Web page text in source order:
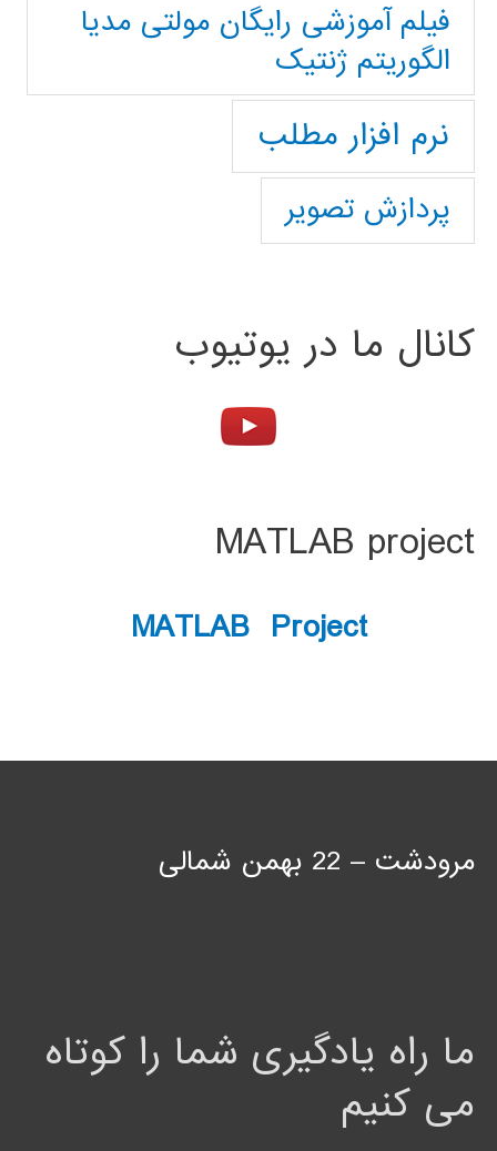
فیلم آموزشی رایگان مولتی مدیا
الگوریتم ژنتیک
نرم افزار مطلب
پردازش تصویر
کانال ما در یوتیوب
MATLAB project
MATLAB Project
مرودشت – 22 بهمن شمالی
ما راه یادگیری شما را کوتاه
می کنیم